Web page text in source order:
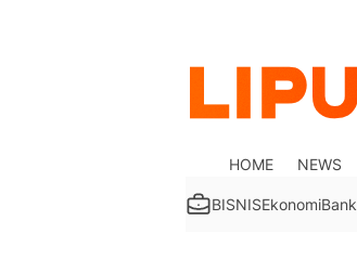
HOME NEWS
BISNISEkonomiBank